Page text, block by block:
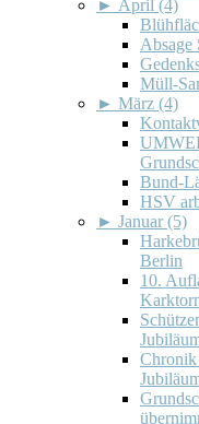
► April (4)
Absage
Müll-
► März (4)
Bund-
HSV
► Januar (5)
Berlin
10.
Chronik